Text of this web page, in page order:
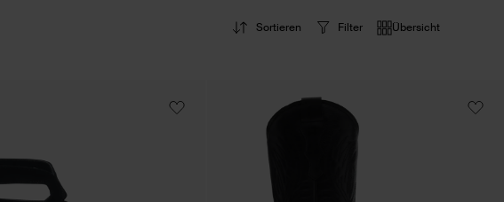
Filter Übersicht
Sortieren